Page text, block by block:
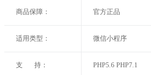
商品保障： 官方正品
适用类型： 微信小程序
支 持： PHP5.6 PHP7.1